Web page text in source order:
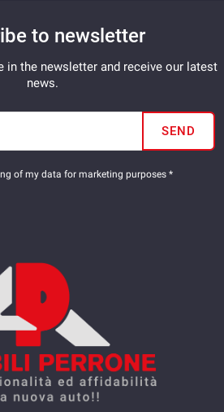
to newsletter
in the newsletter and receive our latest
news.
SEND
of my data for marketing purposes *